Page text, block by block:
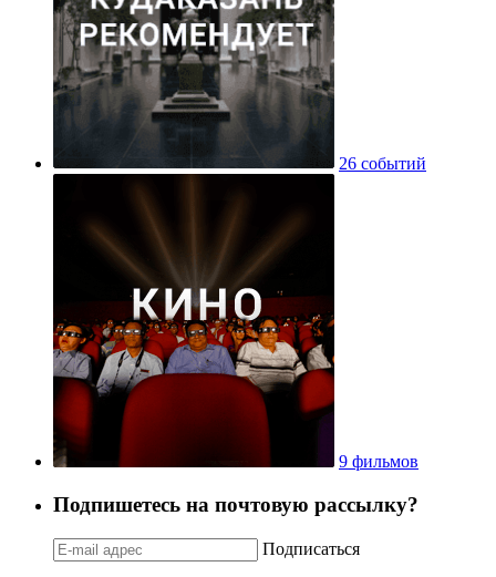
26 событий
9 фильмов
Подпишетесь на почтовую рассылку?
Подписаться